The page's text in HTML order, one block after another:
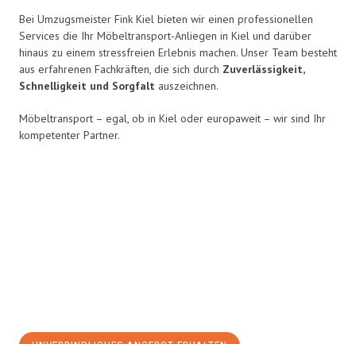
Bei Umzugsmeister Fink Kiel bieten wir einen professionellen
Services die Ihr Möbeltransport-Anliegen in Kiel und darüber
hinaus zu einem stressfreien Erlebnis machen. Unser Team besteht
aus erfahrenen Fachkräften, die sich durch Zuverlässigkeit,
Schnelligkeit und Sorgfalt auszeichnen.
Möbeltransport – egal, ob in Kiel oder europaweit – wir sind Ihr
kompetenter Partner.